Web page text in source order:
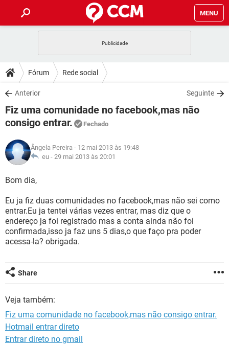
MENU
CELULAR
OUTLOOK
INSTAGRAM GMAIL
GUIA DE COMPRAS
DICAS
JOGOS
OUTLOOK
GUIA DE COMPRAS
DOWNLOADS
JOGOS WHATSAPP
CELULAR
OUTLOOK EXCEL
INSTAGRAM
GUIA DE COMPRAS
FÓRUM
CELULAR
GUIA DE COMPRAS
GLOSSÁRIO
JOGOS
CELULAR
OUTLOOK EXCEL
INSTAGRAM GMAIL
GUIA DE COMPRAS
Fórum Rede social
Anterior Seguinte
Fiz uma comunidade no facebook,mas não
consigo entrar.
Fechado
Ângela Pereira - 12 mai 2013 às 19:48
eu - 29 mai 2013 às 20:01
Bom dia,
Eu ja fiz duas comunidades no facebook,mas não sei como
entrar.Eu ja tentei várias vezes entrar, mas diz que o
endereço ja foi registrado mas a conta ainda não foi
confirmada,isso ja faz uns 5 dias,o que faço pra poder
acessa-la? obrigada.
Share
Veja também:
Fiz uma comunidade no facebook,mas não consigo entrar.
Hotmail entrar direto
Entrar direto no gmail